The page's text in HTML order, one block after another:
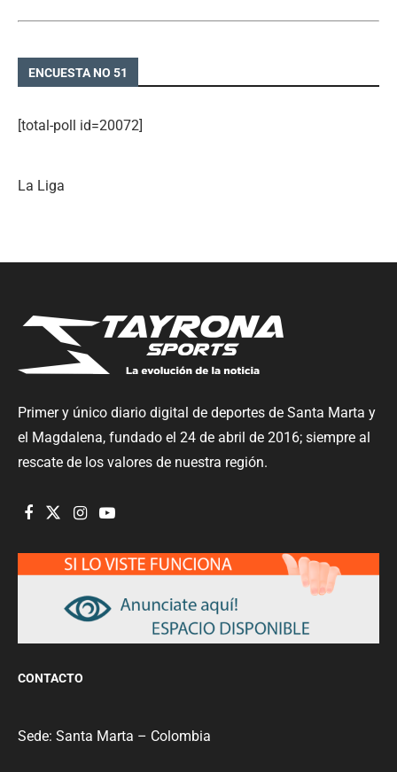
ENCUESTA NO 51
[total-poll id=20072]
La Liga
Primer y único diario digital de deportes de Santa Marta y
el Magdalena, fundado el 24 de abril de 2016; siempre al
rescate de los valores de nuestra región.
CONTACTO
Sede: Santa Marta – Colombia